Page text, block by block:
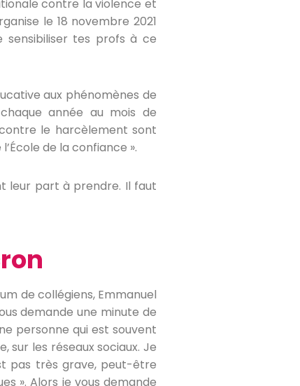
contre la violence et
le 18 novembre 2021
sensibiliser tes profs à ce
aux phénomènes de
année au mois de
le harcèlement sont
de la confiance ».
leur part à prendre. Il faut
de collégiens, Emmanuel
demande une minute de
personne qui est souvent
sur les réseaux sociaux. Je
pas très grave, peut-être
». Alors je vous demande